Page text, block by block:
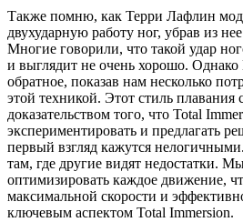
Также помню, как Терри Лафлин
двухударную работу ног, убрав из
Многие говорили, что такой удар
и выглядит не очень хорошо. Однако
обратное, показав нам несколько
этой техникой. Этот стиль плавания
доказательством того, что Total
экспериментировать и предлагать
первый взгляд кажутся
там, где другие видят недостатки.
оптимизировать каждое движение,
максимальной скорости и
ключевым аспектом Total Immersion.